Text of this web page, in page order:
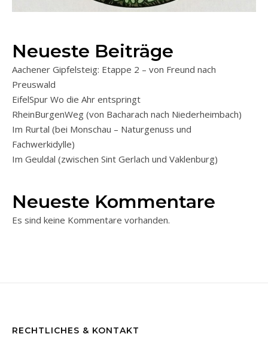
Neueste Beiträge
Aachener Gipfelsteig: Etappe 2 – von Freund nach
Preuswald
EifelSpur Wo die Ahr entspringt
RheinBurgenWeg (von Bacharach nach Niederheimbach)
Im Rurtal (bei Monschau – Naturgenuss und
Fachwerkidylle)
Im Geuldal (zwischen Sint Gerlach und Vaklenburg)
Neueste Kommentare
Es sind keine Kommentare vorhanden.
RECHTLICHES & KONTAKT